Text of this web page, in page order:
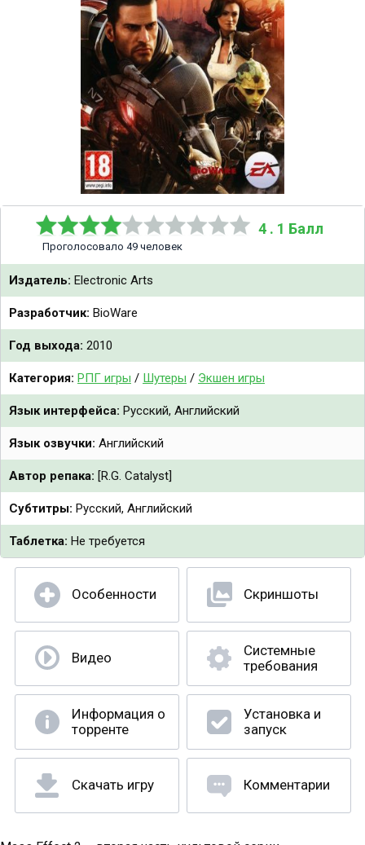
4 . 1 Балл
Проголосовало 49 человек
Издатель: Electronic Arts
Разработчик: BioWare
Год выхода: 2010
Категория: РПГ игры / Шутеры / Экшен игры
Язык интерфейса: Русский, Английский
Язык озвучки: Английский
Автор репака: [R.G. Catalyst]
Субтитры: Русский, Английский
Таблетка: Не требуется
Особенности Скриншоты
Видео
Системные
требования
Информация о
торренте
Установка и
запуск
Скачать игру Комментарии